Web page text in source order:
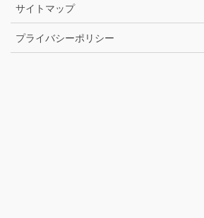
サイトマップ
プライバシーポリシー